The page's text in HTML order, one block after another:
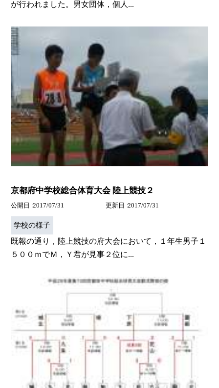
が行われました。男女団体，個人...
京都府中学校総合体育大会 陸上競技２
公開日 2017/07/31 更新日 2017/07/31
学校の様子
既報の通り，陸上競技の府大会において，１年生男子１
５００ｍでＭ，Ｙ君が見事２位に...